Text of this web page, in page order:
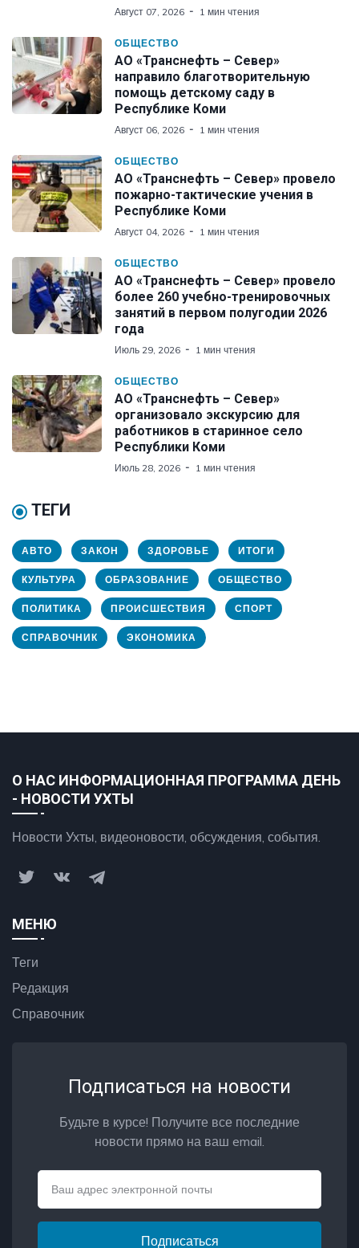
Август 07, 2026 1 мин чтения
ОБЩЕСТВО
АО «Транснефть – Север»
направило благотворительную
помощь детскому саду в
Республике Коми
Август 06, 2026 1 мин чтения
ОБЩЕСТВО
АО «Транснефть – Север» провело
пожарно-тактические учения в
Республике Коми
Август 04, 2026 1 мин чтения
ОБЩЕСТВО
АО «Транснефть – Север» провело
более 260 учебно-тренировочных
занятий в первом полугодии 2026
года
Июль 29, 2026 1 мин чтения
ОБЩЕСТВО
АО «Транснефть – Север»
организовало экскурсию для
работников в старинное село
Республики Коми
Июль 28, 2026 1 мин чтения
ТЕГИ
АВТО ЗАКОН ЗДОРОВЬЕ ИТОГИ
КУЛЬТУРА ОБРАЗОВАНИЕ ОБЩЕСТВО
ПОЛИТИКА ПРОИСШЕСТВИЯ СПОРТ
СПРАВОЧНИК ЭКОНОМИКА
О НАС ИНФОРМАЦИОННАЯ ПРОГРАММА ДЕНЬ
- НОВОСТИ УХТЫ
Новости Ухты, видеоновости, обсуждения, события.
МЕНЮ
Теги
Редакция
Справочник
Подписаться на новости
Будьте в курсе! Получите все последние
новости прямо на ваш email.
Подписаться